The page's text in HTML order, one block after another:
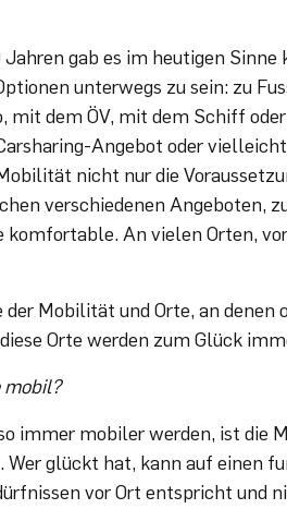
gab es im heutigen
unterwegs zu sein: zu
mit dem ÖV, mit dem Schiff
Angebot oder
nicht nur die
verschiedenen Angeboten,
komfortable. An vielen Orten,
der Mobilität und Orte, an
Orte werden zum Glück
mobil?
immer mobiler werden, ist die
glückt hat, kann auf einen
vor Ort entspricht und